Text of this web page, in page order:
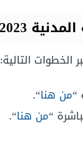
2023
الخطوات التالية:
“من هنا“.
“من هنا“.